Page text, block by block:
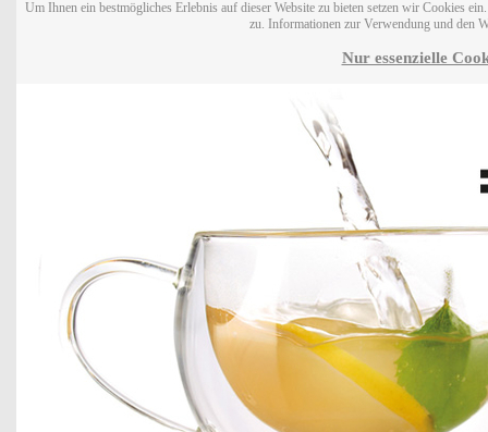
Um Ihnen ein bestmögliches Erlebnis auf dieser Website zu bieten setzen wir Cookies
zu. Informationen zur Verwendung und den
Nur essenzielle